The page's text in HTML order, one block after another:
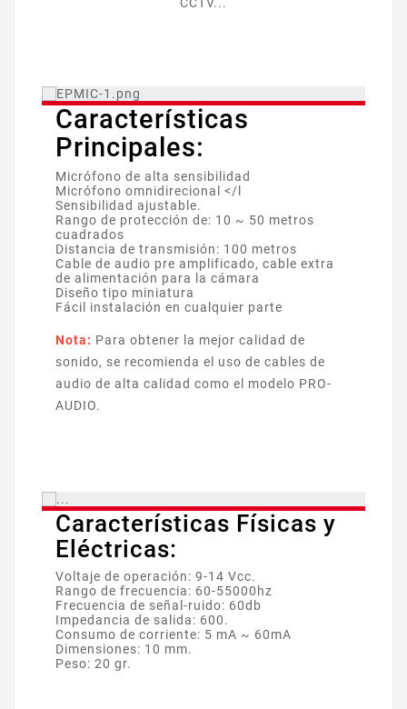
CCTV...
Características
Principales:
Micrófono de alta sensibilidad
Micrófono omnidirecional </l
Sensibilidad ajustable.
Rango de protección de: 10 ~ 50 metros
cuadrados
Distancia de transmisión: 100 metros
Cable de audio pre amplificado, cable extra
de alimentación para la cámara
Diseño tipo miniatura
Fácil instalación en cualquier parte
Nota: Para obtener la mejor calidad de
sonido, se recomienda el uso de cables de
audio de alta calidad como el modelo PRO-
AUDIO.
Características Físicas y
Eléctricas:
Voltaje de operación: 9-14 Vcc.
Rango de frecuencia: 60-55000hz
Frecuencia de señal-ruido: 60db
Impedancia de salida: 600.
Consumo de corriente: 5 mA ~ 60mA
Dimensiones: 10 mm.
Peso: 20 gr.